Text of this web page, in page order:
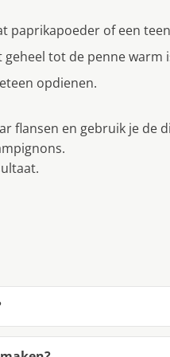
paprikapoeder of een
tot de penne warm
opdienen.
flansen en gebruik je de